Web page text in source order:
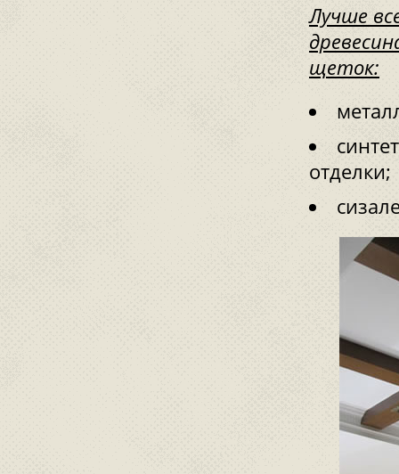
Лучше
щеток:
отделки;